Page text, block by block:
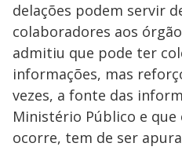
delações podem servir
colaboradores aos
admitiu que pode ter
informações, mas
vezes, a fonte das
Ministério Público e
ocorre, tem de ser